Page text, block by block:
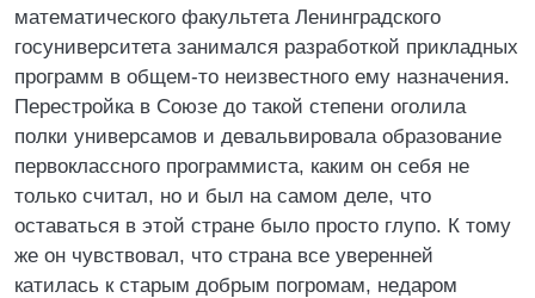
математического факультета Ленинградского
госуниверситета занимался разработкой прикладных
программ в общем-то неизвестного ему назначения.
Перестройка в Союзе до такой степени оголила
полки универсамов и девальвировала образование
первоклассного программиста, каким он себя не
только считал, но и был на самом деле, что
оставаться в этой стране было просто глупо. К тому
же он чувствовал, что страна все уверенней
катилась к старым добрым погромам, недаром